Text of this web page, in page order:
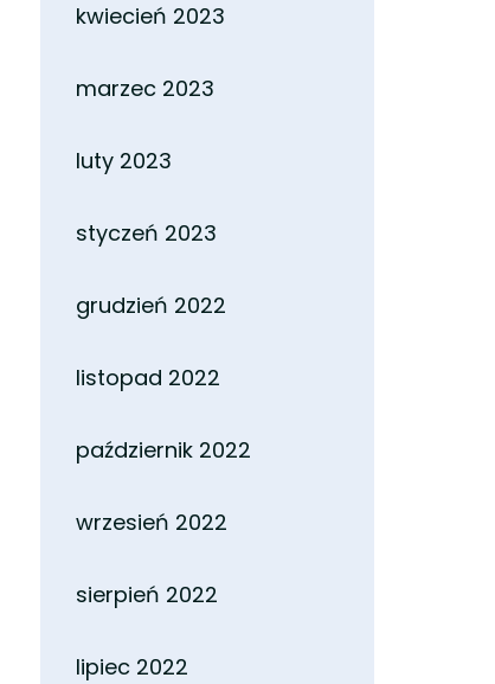
kwiecień 2023
marzec 2023
luty 2023
styczeń 2023
grudzień 2022
listopad 2022
październik 2022
wrzesień 2022
sierpień 2022
lipiec 2022